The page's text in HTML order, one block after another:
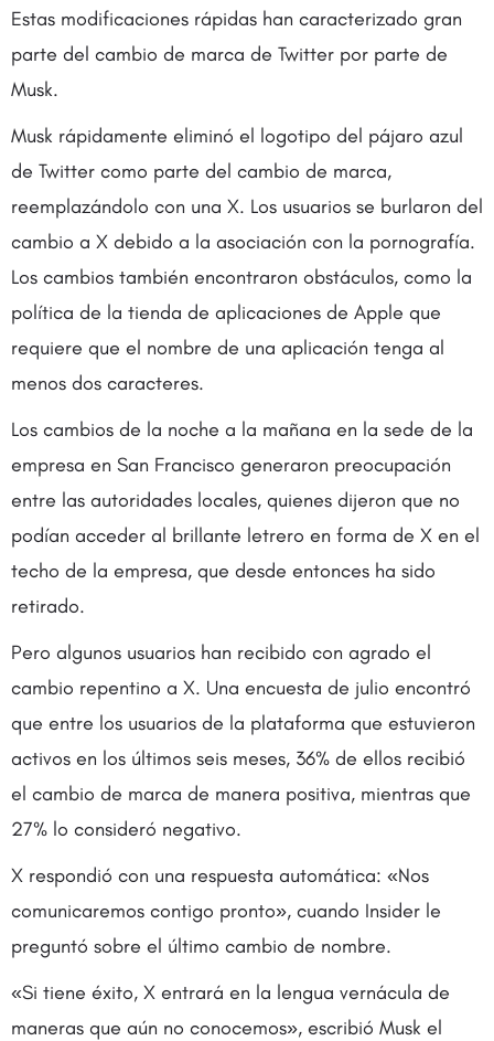
Estas modificaciones rápidas han caracterizado gran
parte del cambio de marca de Twitter por parte de
Musk.
Musk rápidamente eliminó el logotipo del pájaro azul
de Twitter como parte del cambio de marca,
reemplazándolo con una X. Los usuarios se burlaron del
cambio a X debido a la asociación con la pornografía.
Los cambios también encontraron obstáculos, como la
política de la tienda de aplicaciones de Apple que
requiere que el nombre de una aplicación tenga al
menos dos caracteres.
Los cambios de la noche a la mañana en la sede de la
empresa en San Francisco generaron preocupación
entre las autoridades locales, quienes dijeron que no
podían acceder al brillante letrero en forma de X en el
techo de la empresa, que desde entonces ha sido
retirado.
Pero algunos usuarios han recibido con agrado el
cambio repentino a X. Una encuesta de julio encontró
que entre los usuarios de la plataforma que estuvieron
activos en los últimos seis meses, 36% de ellos recibió
el cambio de marca de manera positiva, mientras que
27% lo consideró negativo.
X respondió con una respuesta automática: «Nos
comunicaremos contigo pronto», cuando Insider le
preguntó sobre el último cambio de nombre.
«Si tiene éxito, X entrará en la lengua vernácula de
maneras que aún no conocemos», escribió Musk el